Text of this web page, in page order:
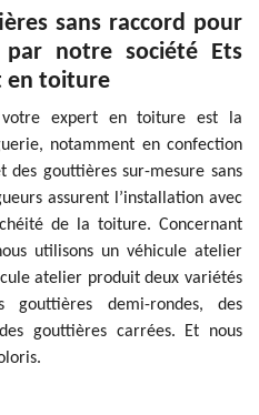
sans raccord pour
par notre société Ets
en toiture
votre expert en toiture est la
notamment en confection
gouttières sur-mesure sans
assurent l’installation avec
de la toiture. Concernant
utilisons un véhicule atelier
atelier produit deux variétés
gouttières demi-rondes, des
gouttières carrées. Et nous